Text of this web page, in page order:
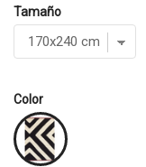
Tamaño
Color